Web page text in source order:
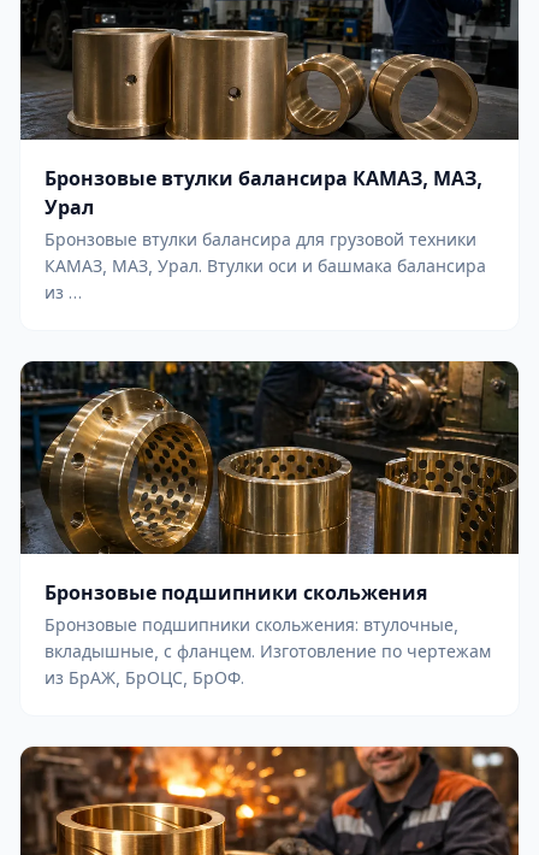
Бронзовые втулки балансира КАМАЗ, МАЗ,
Урал
Бронзовые втулки балансира для грузовой техники
КАМАЗ, МАЗ, Урал. Втулки оси и башмака балансира
из …
Бронзовые подшипники скольжения
Бронзовые подшипники скольжения: втулочные,
вкладышные, с фланцем. Изготовление по чертежам
из БрАЖ, БрОЦС, БрОФ.